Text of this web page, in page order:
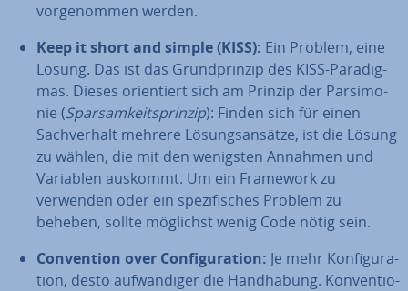
vor­ge­nom­men werden.
Keep it short and simple (KISS): Ein Problem, eine
Lösung. Das ist das Grund­prin­zip des KISS-Pa­ra­dig­
mas. Dieses ori­en­tiert sich am Prinzip der Par­si­mo­
nie (Spar­sam­keits­prin­zip): Finden sich für einen
Sach­ver­halt mehrere Lö­sungs­an­sät­ze, ist die Lösung
zu wählen, die mit den wenigsten Annahmen und
Variablen auskommt. Um ein Framework zu
verwenden oder ein spe­zi­fi­sches Problem zu
beheben, sollte möglichst wenig Code nötig sein.
Con­ven­ti­on over Con­fi­gu­ra­ti­on: Je mehr Kon­fi­gu­ra­
ti­on, desto auf­wän­di­ger die Hand­ha­bung. Kon­ven­tio­